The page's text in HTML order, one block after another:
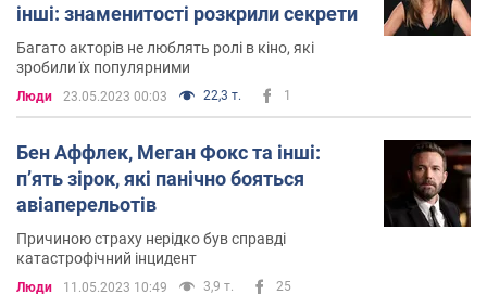
інші: знаменитості розкрили секрети
Багато акторів не люблять ролі в кіно, які
зробили їх популярними
Люди 23.05.2023 00:03 22,3 т. 1
Бен Аффлек, Меган Фокс та інші:
п’ять зірок, які панічно бояться
авіаперельотів
Причиною страху нерідко був справді
катастрофічний інцидент
Люди 11.05.2023 10:49 3,9 т. 25